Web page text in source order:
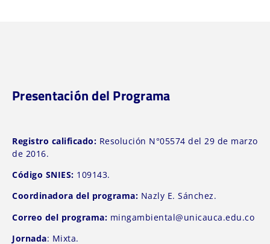
Presentación del Programa
Registro calificado: Resolución N°05574 del 29 de marzo
de 2016.
Código SNIES: 109143.
Coordinadora del programa: Nazly E. Sánchez.
Correo del programa: mingambiental@unicauca.edu.co
Jornada: Mixta.